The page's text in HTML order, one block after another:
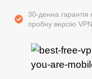
30-денна
пробну версію VPN